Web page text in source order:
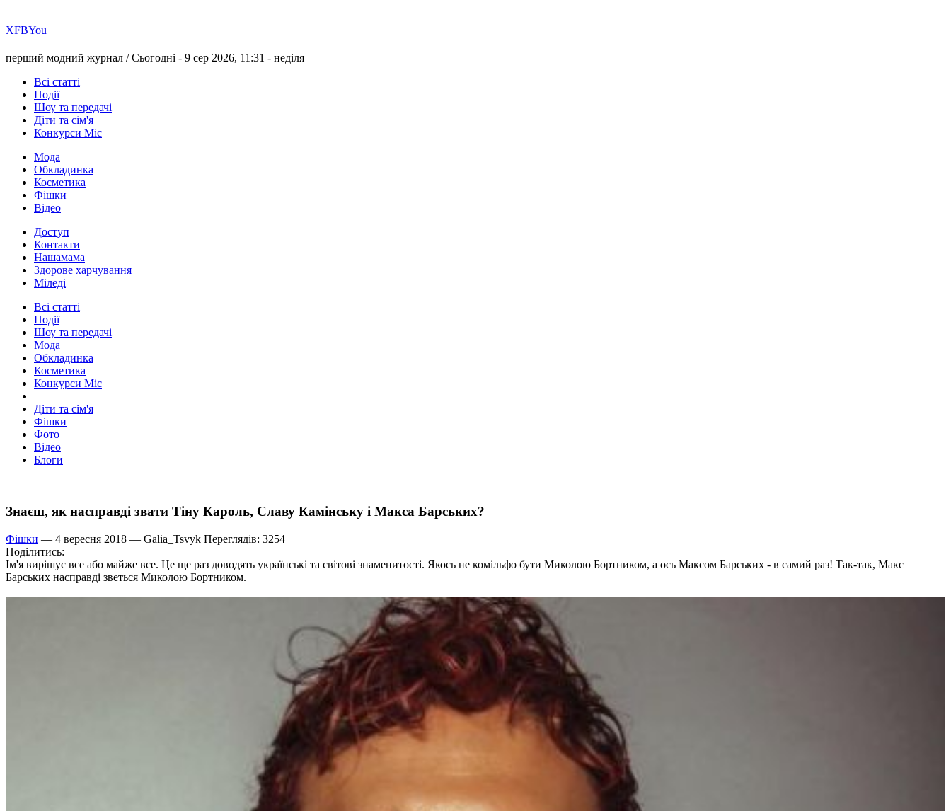
ХFBYou
перший модний журнал /Сьогодні - 9 сер 2026, 11:31 - неділя
Всі статті
Події
Шоу та передачі
Діти та сім'я
Конкурси Міс
Мода
Обкладинка
Косметика
Фішки
Відео
Доступ
Контакти
Нашамама
Здорове харчування
Міледі
Всі статті
Події
Шоу та передачі
Мода
Обкладинка
Косметика
Конкурси Міс
Діти та сім'я
Фішки
Фото
Відео
Блоги
Знаєш, як насправді звати Тіну Кароль, Славу Камінську і Макса Барських?
Фішки — 4 вересня 2018 — Galia_Tsvyk Переглядів: 3254
Поділитись:
Ім'я вирішує все або майже все. Це ще раз доводять українські та світові знаменитості. Якось не комільфо бути Миколою Бортником, а ось Максом Барських - в самий раз! Так-так, Макс
Барських насправді зветься Миколою Бортником.